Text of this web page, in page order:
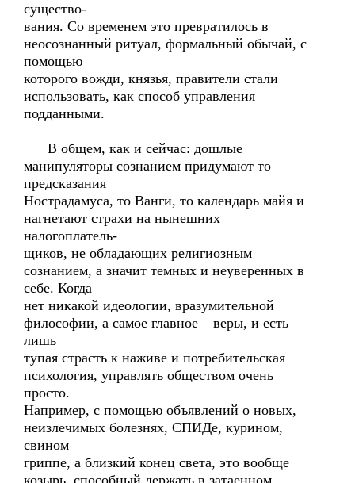
существо-
вания. Со временем это превратилось в
неосознанный ритуал, формальный обычай, с
помощью
которого вожди, князья, правители стали
использовать, как способ управления
подданными.
В общем, как и сейчас: дошлые
манипуляторы сознанием придумают то
предсказания
Нострадамуса, то Ванги, то календарь майя и
нагнетают страхи на нынешних
налогоплатель-
щиков, не обладающих религиозным
сознанием, а значит темных и неуверенных в
себе. Когда
нет никакой идеологии, вразумительной
философии, а самое главное – веры, и есть
лишь
тупая страсть к наживе и потребительская
психология, управлять обществом очень
просто.
Например, с помощью объявлений о новых,
неизлечимых болезнях, СПИДе, курином,
свином
гриппе, а близкий конец света, это вообще
козырь, способный держать в затаенном